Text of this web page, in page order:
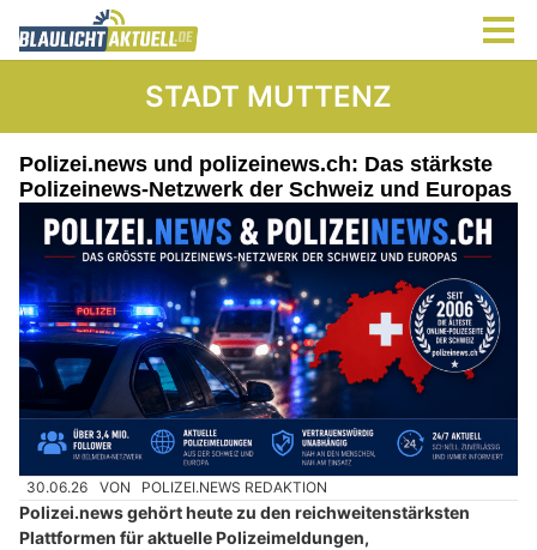
STADT MUTTENZ
Polizei.news und polizeinews.ch: Das stärkste
Polizeinews-Netzwerk der Schweiz und Europas
30.06.26 VON POLIZEI.NEWS REDAKTION
Polizei.news gehört heute zu den reichweitenstärksten
Plattformen für aktuelle Polizeimeldungen,